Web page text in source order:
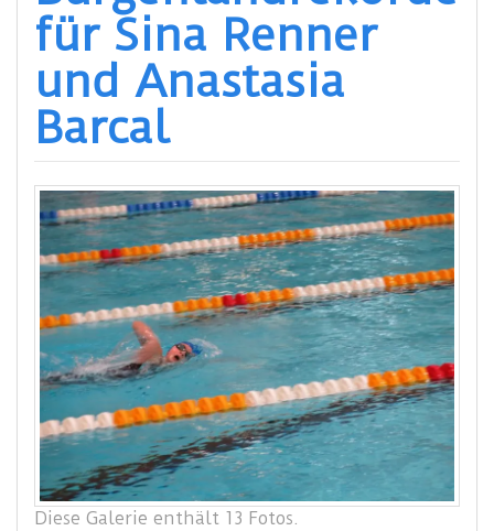
für Sina Renner
und Anastasia
Barcal
Diese Galerie enthält 13 Fotos.